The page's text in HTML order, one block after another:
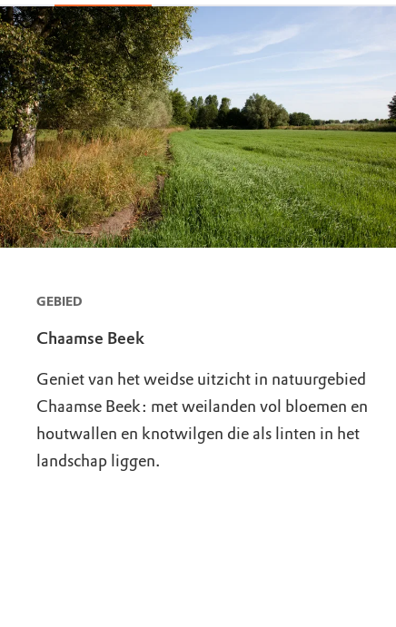
GEBIED
Chaamse Beek
Geniet van het weidse uitzicht in natuurgebied
Chaamse Beek: met weilanden vol bloemen en
houtwallen en knotwilgen die als linten in het
landschap liggen.